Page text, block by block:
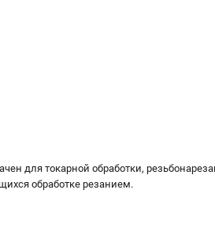
для токарной обработки,
обработке резанием.